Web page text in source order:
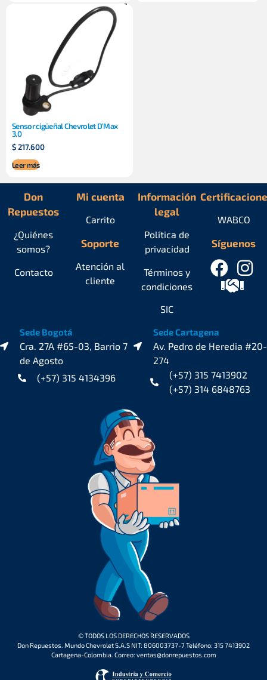
Sensor cigüeñal Chevrolet D’Max
3.0
$217.600
Leer más
Don
Repuestos
¿Quiénes
somos?
Contacto
Mi cuenta
Carrito
Soporte
Atención al
cliente
Información
legal
Política de
privacidad
Términos y
condiciones
SIC
Síguenos
WABCO
Sede Bogotá
Cra. 27A #65-03, Barrio 7
de Agosto
(+57) 315 4134396
Sede Cartagena
Av. Pedro de Heredia #20-
274
(+57) 315 7413902
(+57) 314 6848763
© TODOS LOS DERECHOS RESERVADOS
Don Repuestos. Mundo Chevrolet S.A.S NIT: 806003737-7 Teléfono: 315 7413902
Cartagena-Colombia. Correo: ventas@donrepuestos.com